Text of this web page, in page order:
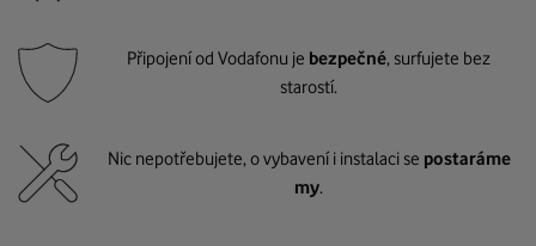
Připojení od Vodafonu je bezpečné, surfujete bez
starostí.
Nic nepotřebujete, o vybavení i instalaci se postaráme
my.